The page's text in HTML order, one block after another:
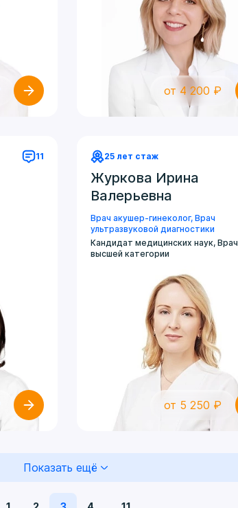
от 4 200 ₽
11 25 лет стаж
Журкова Ирина
Валерьевна
Врач акушер-гинеколог, Врач
ультразвуковой диагностики
Кандидат медицинских наук, Врач
высшей категории
от 5 250 ₽
Показать ещё